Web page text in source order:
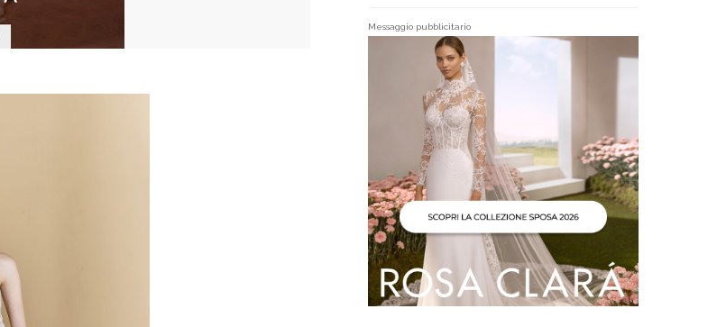
Messaggio pubblicitario